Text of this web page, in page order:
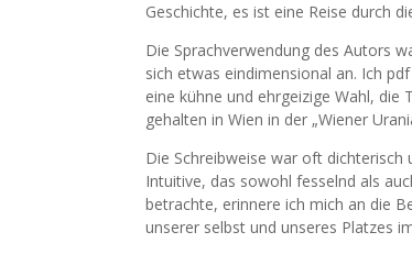
Geschichte, es ist eine Reise durch
Die Sprachverwendung des Autors
sich etwas eindimensional an. Ich
eine kühne und ehrgeizige Wahl, die
gehalten in Wien in der „Wiener
Die Schreibweise war oft
Intuitive, das sowohl fesselnd als
betrachte, erinnere ich mich an die
unserer selbst und unseres Platzes